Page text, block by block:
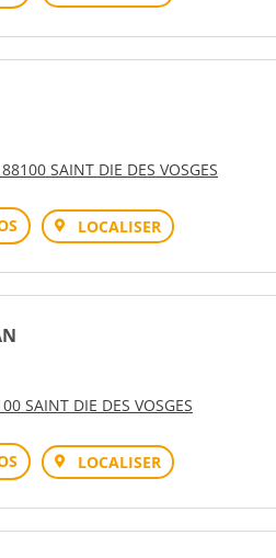
SAINT DIE DES VOSGES
LOCALISER
SAINT DIE DES VOSGES
LOCALISER